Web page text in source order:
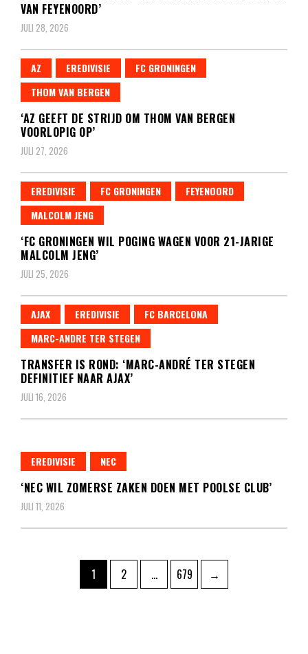
VAN FEYENOORD’
JULI 28, 2026
AZ EREDIVISIE
FC GRONINGEN
THOM VAN BERGEN
‘AZ GEEFT DE STRIJD OM THOM VAN BERGEN
VOORLOPIG OP’
JULI 27, 2026
EREDIVISIE FC GRONINGEN
FEYENOORD
MALCOLM JENG
‘FC GRONINGEN WIL POGING WAGEN VOOR 21-JARIGE
MALCOLM JENG’
JULI 25, 2026
AJAX EREDIVISIE
FC BARCELONA
MARC-ANDRE TER STEGEN
TRANSFER IS ROND: ‘MARC-ANDRÉ TER STEGEN
DEFINITIEF NAAR AJAX’
JULI 16, 2026
EREDIVISIE NEC
‘NEC WIL ZOMERSE ZAKEN DOEN MET POOLSE CLUB’
JULI 11, 2026
paginering
Pagina
1 Pagina
2 … Pagina
679 →